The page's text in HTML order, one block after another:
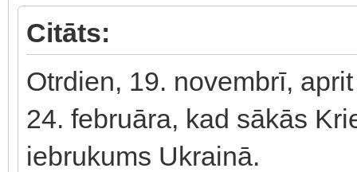
Citāts:
Otrdien, 19. novembrī,
24. februāra, kad sākās
iebrukums Ukrainā.